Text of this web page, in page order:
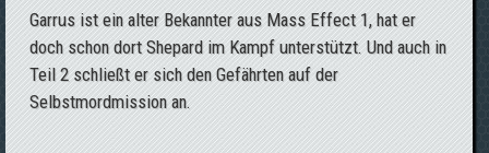
Garrus ist ein alter Bekannter aus Mass Effect 1, hat er
doch schon dort Shepard im Kampf unterstützt. Und auch in
Teil 2 schließt er sich den Gefährten auf der
Selbstmordmission an.